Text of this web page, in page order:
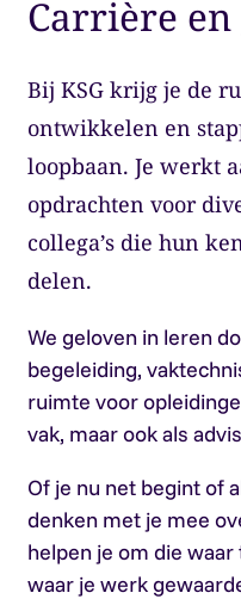
Carrière en
Bij KSG krijg je de
ontwikkelen en
loopbaan. Je werkt
opdrachten voor
collega’s die hun
delen.
We geloven in leren
begeleiding,
ruimte voor
vak, maar ook als
Of je nu net begint of
denken met je mee
helpen je om die
waar je werk